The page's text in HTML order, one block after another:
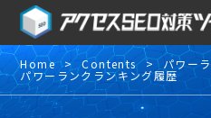
Home Contents パワー
パワーランクランキング履歴